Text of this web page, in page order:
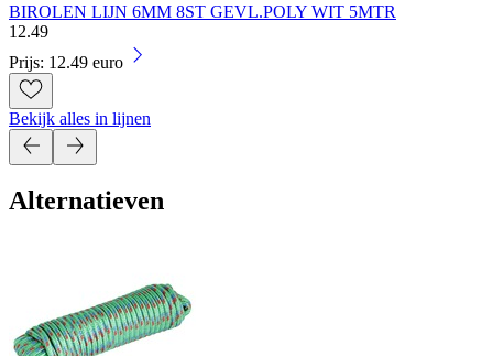
BIROLEN LIJN 6MM 8ST GEVL.POLY WIT 5MTR
12.49
Prijs: 12.49 euro
Bekijk alles in lijnen
Alternatieven